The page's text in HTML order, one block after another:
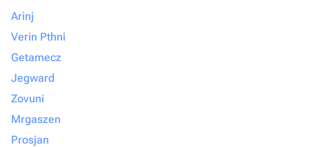
Arinj
Verin Pthni
Getamecz
Jegward
Zovuni
Mrgaszen
Prosjan